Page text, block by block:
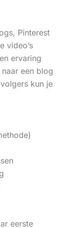
Pinterest
video’s
ervaring
een blog
kun je
eerste